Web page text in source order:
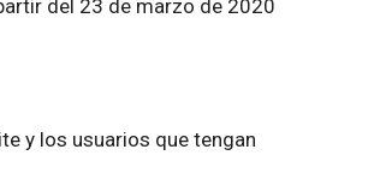
del 23 de marzo de 2020
y los usuarios que tengan